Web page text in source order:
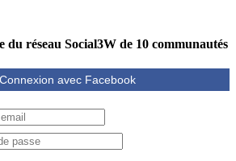
du réseau Social3W de 10 communautés